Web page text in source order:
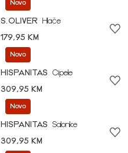
Novo
S.OLIVER
Hlače
179,95 KM
Novo
HISPANITAS
Cipele
309,95 KM
Novo
HISPANITAS
Salonke
309,95 KM